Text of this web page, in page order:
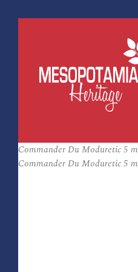
Commander Du Moduretic 5
Commander Du Moduretic 5